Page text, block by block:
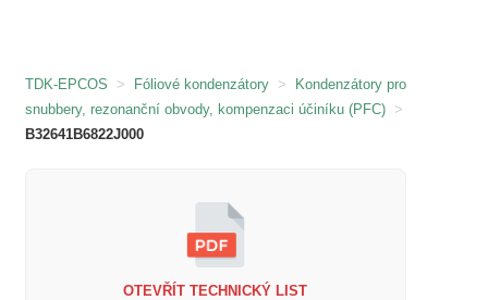
TDK-EPCOS > Fóliové kondenzátory >
Kondenzátory pro
snubbery, rezonanční obvody, kompenzaci účiníku (PFC) >
B32641B6822J000
OTEVŘÍT TECHNICKÝ LIST